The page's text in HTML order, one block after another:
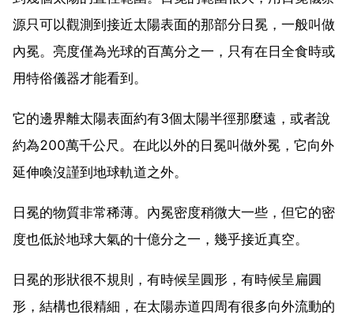
源只可以觀測到接近太陽表面的那部分日冕，一般叫做
內冕。亮度僅為光球的百萬分之一，只有在日全食時或
用特俗儀器才能看到。
它的邊界離太陽表面約有3個太陽半徑那麼遠，或者說
約為200萬千公尺。在此以外的日冕叫做外冕，它向外
延伸喚沒謹到地球軌道之外。
日冕的物質非常稀薄。內冕密度稍微大一些，但它的密
度也低於地球大氣的十億分之一，幾乎接近真空。
日冕的形狀很不規則，有時候呈圓形，有時候呈扁圓
形，結構也很精細，在太陽赤道四周有很多向外流動的